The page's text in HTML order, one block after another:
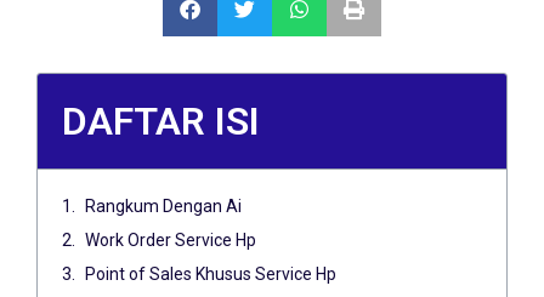
DAFTAR ISI
Rangkum Dengan Ai
Work Order Service Hp
Point of Sales Khusus Service Hp